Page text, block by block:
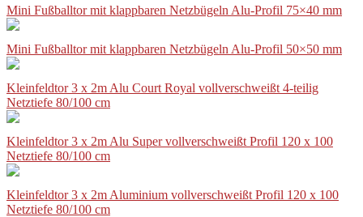
Mini Fußballtor mit klappbaren Netzbügeln Alu-Profil 75×40 mm
Mini Fußballtor mit klappbaren Netzbügeln Alu-Profil 50×50 mm
Kleinfeldtor 3 x 2m Alu Court Royal vollverschweißt 4-teilig
Netztiefe 80/100 cm
Kleinfeldtor 3 x 2m Alu Super vollverschweißt Profil 120 x 100
Netztiefe 80/100 cm
Kleinfeldtor 3 x 2m Aluminium vollverschweißt Profil 120 x 100
Netztiefe 80/100 cm